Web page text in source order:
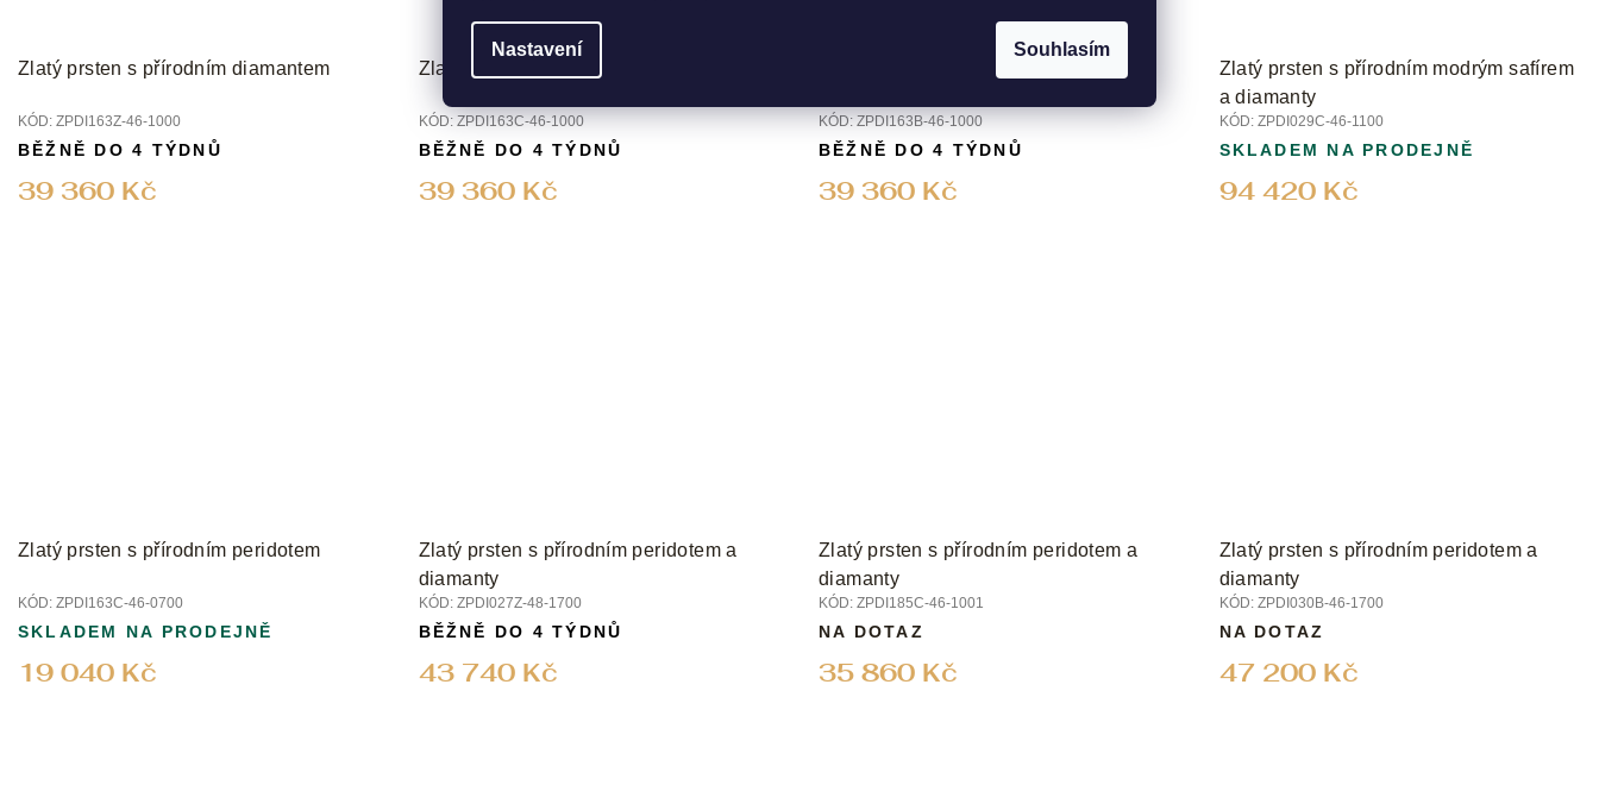
Nastavení Souhlasím
Zlatý prsten s přírodním diamantem
KÓD: ZPDI163Z-46-1000
39 360 Kč
BĚŽNĚ DO 4 TÝDNŮ
Zlatý prsten s přírodním diamantem
KÓD: ZPDI163C-46-1000
39 360 Kč
BĚŽNĚ DO 4 TÝDNŮ
KÓD: ZPDI163B-46-1000
39 360 Kč
BĚŽNĚ DO 4 TÝDNŮ
Zlatý prsten s přírodním modrým safírem
a diamanty
KÓD: ZPDI029C-46-1100
94 420 Kč
SKLADEM NA PRODEJNĚ
Zlatý prsten s přírodním peridotem
KÓD: ZPDI163C-46-0700
19 040 Kč
SKLADEM NA PRODEJNĚ
Zlatý prsten s přírodním peridotem a
diamanty
KÓD: ZPDI027Z-48-1700
43 740 Kč
BĚŽNĚ DO 4 TÝDNŮ
Zlatý prsten s přírodním peridotem a
diamanty
KÓD: ZPDI185C-46-1001
35 860 Kč
NA DOTAZ
Zlatý prsten s přírodním peridotem a
diamanty
KÓD: ZPDI030B-46-1700
47 200 Kč
NA DOTAZ